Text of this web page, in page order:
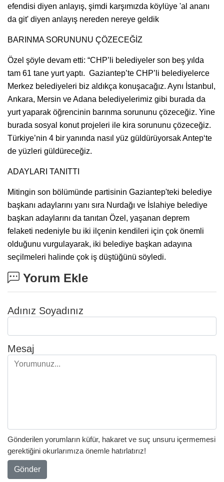
efendisi diyen anlayış, şimdi karşımızda köylüye 'al ananı
da git' diyen anlayış nereden nereye geldik
BARINMA SORUNUNU ÇÖZECEĞİZ
Özel şöyle devam etti: “CHP’li belediyeler son beş yılda
tam 61 tane yurt yaptı. Gaziantep’te CHP’li belediyelerce
Merkez belediyeleri biz aldıkça konuşacağız. Aynı İstanbul,
Ankara, Mersin ve Adana belediyelerimiz gibi burada da
yurt yaparak öğrencinin barınma sorununu çözeceğiz. Yine
burada sosyal konut projeleri ile kira sorununu çözeceğiz.
Türkiye’nin 4 bir yanında nasıl yüz güldürüyorsak Antep‘te
de yüzleri güldüreceğiz.
ADAYLARI TANITTI
Mitingin son bölümünde partisinin Gaziantep'teki belediye
başkanı adaylarını yanı sıra Nurdağı ve İslahiye belediye
başkan adaylarını da tanıtan Özel, yaşanan deprem
felaketi nedeniyle bu iki ilçenin kendileri için çok önemli
olduğunu vurgulayarak, iki belediye başkan adayına
seçilmeleri halinde çok iş düştüğünü söyledi.
Yorum Ekle
Adınız Soyadınız
Mesaj
Gönderilen yorumların küfür, hakaret ve suç unsuru içermemesi
gerektiğini okurlarımıza önemle hatırlatırız!
Gönder